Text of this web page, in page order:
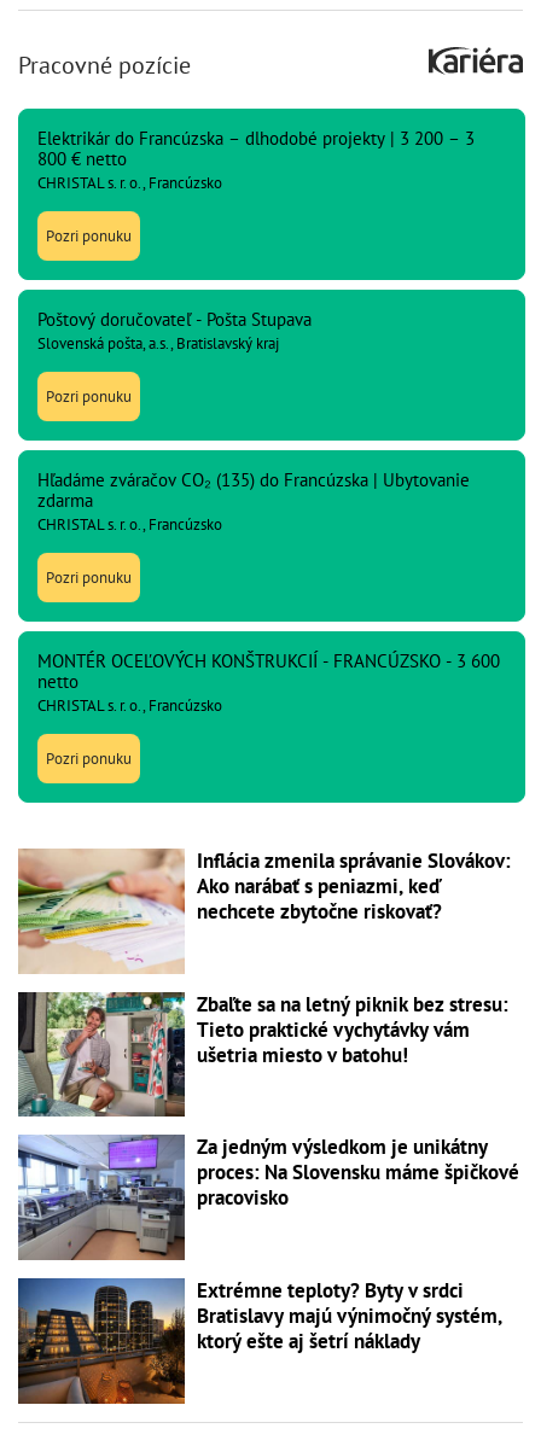
Pracovné pozície
Elektrikár do Francúzska – dlhodobé projekty | 3 200 – 3
800 € netto
CHRISTAL s. r. o., Francúzsko
Pozri ponuku
Poštový doručovateľ - Pošta Stupava
Slovenská pošta, a.s., Bratislavský kraj
Pozri ponuku
Hľadáme zváračov CO₂ (135) do Francúzska | Ubytovanie
zdarma
CHRISTAL s. r. o., Francúzsko
Pozri ponuku
MONTÉR OCEĽOVÝCH KONŠTRUKCIÍ - FRANCÚZSKO - 3 600
netto
CHRISTAL s. r. o., Francúzsko
Pozri ponuku
Inflácia zmenila správanie Slovákov:
Ako narábať s peniazmi, keď
nechcete zbytočne riskovať?
Zbaľte sa na letný piknik bez stresu:
Tieto praktické vychytávky vám
ušetria miesto v batohu!
Za jedným výsledkom je unikátny
proces: Na Slovensku máme špičkové
pracovisko
Extrémne teploty? Byty v srdci
Bratislavy majú výnimočný systém,
ktorý ešte aj šetrí náklady